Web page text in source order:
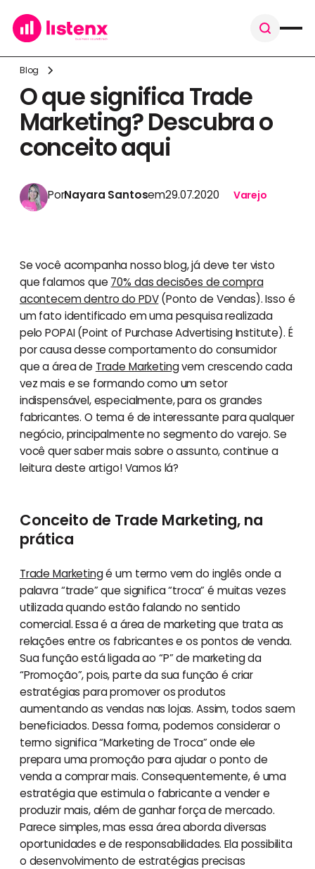
Blog
O que significa Trade
Marketing? Descubra o
conceito aqui
PorNayara Santosem29.07.2020 Varejo
Se você acompanha nosso blog, já deve ter visto
que falamos que 70% das decisões de compra
acontecem dentro do PDV(Ponto de Vendas). Isso é
um fato identificado em uma pesquisa realizada
pelo POPAI (Point of Purchase Advertising Institute). É
por causa desse comportamento do consumidor
que a área de Trade Marketingvem crescendo cada
vez mais e se formando como um setor
indispensável, especialmente, para os grandes
fabricantes. O tema é de interessante para qualquer
negócio, principalmente no segmento do varejo. Se
você quer saber mais sobre o assunto, continue a
leitura deste artigo! Vamos lá?
Conceito de Trade Marketing, na
prática
Trade Marketingé um termo vem do inglês onde a
palavra “trade” que significa “troca” é muitas vezes
utilizada quando estão falando no sentido
comercial. Essa é a área de marketing que trata as
relações entre os fabricantes e os pontos de venda.
Sua função está ligada ao “P” de marketing da
“Promoção”, pois, parte da sua função é criar
estratégias para promover os produtos
aumentando as vendas nas lojas. Assim, todos saem
beneficiados. Dessa forma, podemos considerar o
termo significa “Marketing de Troca” onde ele
prepara uma promoção para ajudar o ponto de
venda a comprar mais. Consequentemente, é uma
estratégia que estimula o fabricante a vender e
produzir mais, além de ganhar força de mercado.
Parece simples, mas essa área aborda diversas
oportunidades e de responsabilidades. Ela possibilita
o desenvolvimento de estratégias precisas